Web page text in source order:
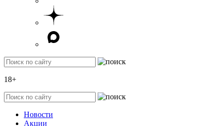
18+
Новости
Акции